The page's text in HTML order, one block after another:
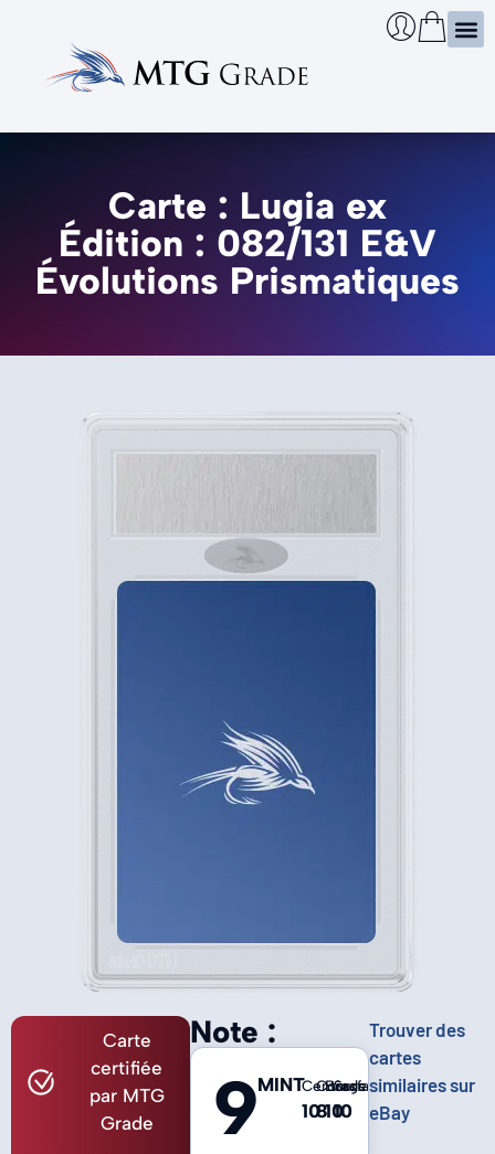
Carte : Lugia ex
Édition : 082/131 E&V
Évolutions Prismatiques
Carte
certifiée
par MTG
Grade
Note :
9MINTCentrage
10
Coins
8
Bords
10
Surface
10
Trouver des
cartes
similaires sur
eBay